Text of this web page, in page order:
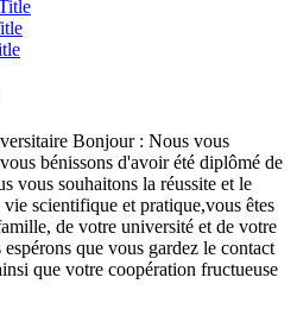
Bonjour : Nous vous
bénissons d'avoir été diplômé de
vous souhaitons la réussite et le
vie scientifique et pratique,vous êtes
de votre université et de votre
que vous gardez le contact
que votre coopération fructueuse